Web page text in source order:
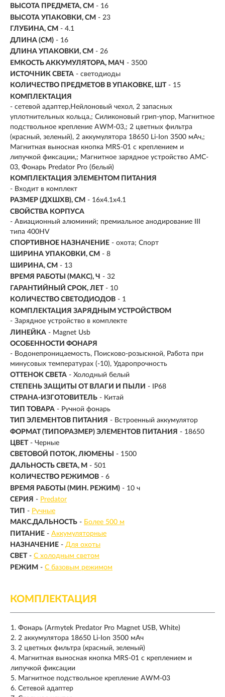
ВЫСОТА ПРЕДМЕТА, СМ - 16
ВЫСОТА УПАКОВКИ, СМ - 23
ГЛУБИНА, СМ - 4.1
ДЛИНА (СМ) - 16
ДЛИНА УПАКОВКИ, СМ - 26
ЕМКОСТЬ АККУМУЛЯТОРА, МAЧ - 3500
ИСТОЧНИК СВЕТА - светодиоды
КОЛИЧЕСТВО ПРЕДМЕТОВ В УПАКОВКЕ, ШТ - 15
КОМПЛЕКТАЦИЯ
- сетевой адаптер,Нейлоновый чехол, 2 запасных
уплотнительных кольца,; Силиконовый грип-упор, Магнитное
подствольное крепление AWM-03,; 2 цветных фильтра
(красный, зеленый), 2 аккумулятора 18650 Li-Ion 3500 мАч,;
Магнитная выносная кнопка MRS-01 с креплением и
липучкой фиксации,; Магнитное зарядное устройство AMC-
03, Фонарь Predator Pro (белый)
КОМПЛЕКТАЦИЯ ЭЛЕМЕНТОМ ПИТАНИЯ
- Входит в комплект
РАЗМЕР (ДХШХВ), СМ - 16х4.1х4.1
СВОЙСТВА КОРПУСА
- Авиационный алюминий; премиальное анодирование III
типа 400HV
СПОРТИВНОЕ НАЗНАЧЕНИЕ - охота; Спорт
ШИРИНА УПАКОВКИ, СМ - 8
ШИРИНА, СМ - 13
ВРЕМЯ РАБОТЫ (МАКС), Ч - 32
ГАРАНТИЙНЫЙ СРОК, ЛЕТ - 10
КОЛИЧЕСТВО СВЕТОДИОДОВ - 1
КОМПЛЕКТАЦИЯ ЗАРЯДНЫМ УСТРОЙСТВОМ
- Зарядное устройство в комплекте
ЛИНЕЙКА - Magnet Usb
ОСОБЕННОСТИ ФОНАРЯ
- Водонепроницаемость, Поисково-розыскной, Работа при
минусовых температурах (-10), Ударопрочность
ОТТЕНОК СВЕТА - Холодный белый
СТЕПЕНЬ ЗАЩИТЫ ОТ ВЛАГИ И ПЫЛИ - IP68
СТРАНА-ИЗГОТОВИТЕЛЬ - Китай
ТИП ТОВАРА - Ручной фонарь
ТИП ЭЛЕМЕНТОВ ПИТАНИЯ - Встроенный аккумулятор
ФОРМАТ (ТИПОРАЗМЕР) ЭЛЕМЕНТОВ ПИТАНИЯ - 18650
ЦВЕТ - Черные
СВЕТОВОЙ ПОТОК, ЛЮМЕНЫ
- 1500
ДАЛЬНОСТЬ СВЕТА, М - 501
КОЛИЧЕСТВО РЕЖИМОВ - 6
ВРЕМЯ РАБОТЫ (МИН. РЕЖИМ) - 10 ч
СЕРИЯ - Predator
ТИП - Ручные
МАКС.ДАЛЬНОСТЬ - Более 500 м
ПИТАНИЕ - Аккумуляторные
НАЗНАЧЕНИЕ - Для охоты
СВЕТ - С холодным светом
РЕЖИМ - С базовым режимом
КОМПЛЕКТАЦИЯ
Фонарь (Armytek Predator Pro Magnet USB, White)
2 аккумулятора 18650 Li-Ion 3500 мАч
2 цветных фильтра (красный, зеленый)
Магнитная выносная кнопка MRS-01 с креплением и
липучкой фиксации
Магнитное подствольное крепление AWM-03
Сетевой адаптер